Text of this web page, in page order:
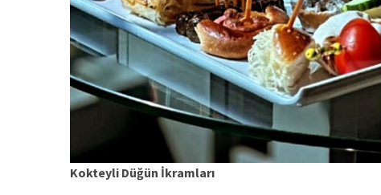
Kokteyli Düğün İkramları